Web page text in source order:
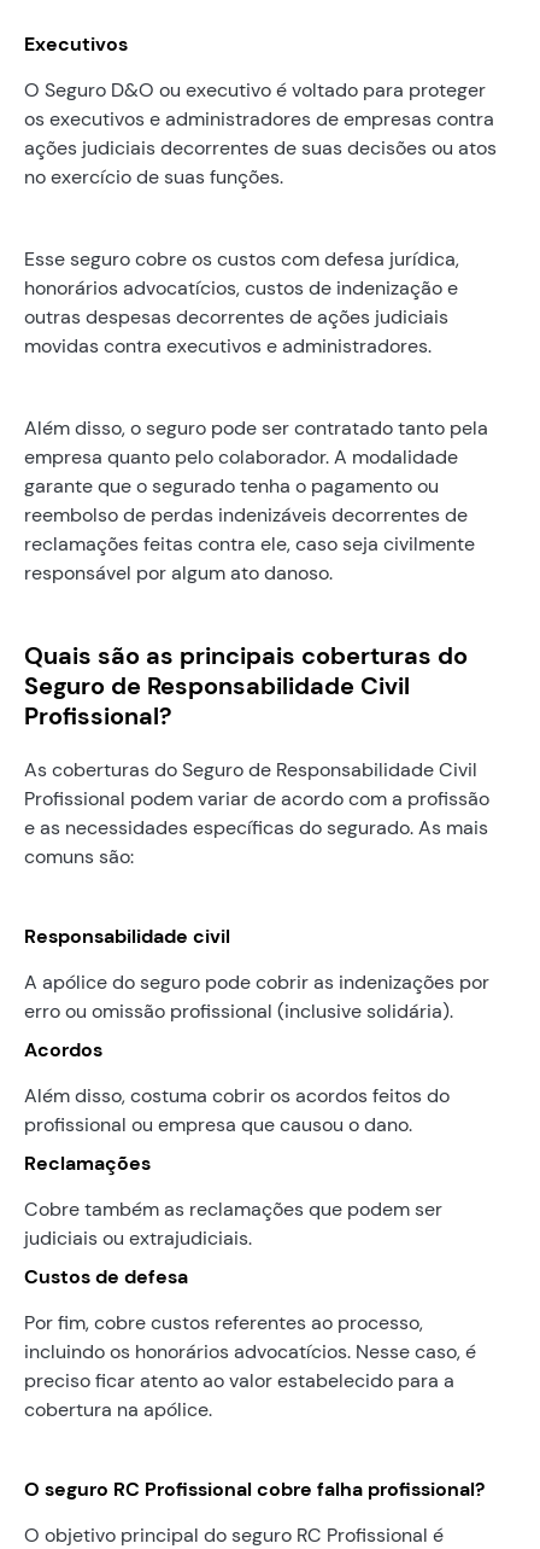
Executivos
O Seguro D&O ou executivo é voltado para proteger
os executivos e administradores de empresas contra
ações judiciais decorrentes de suas decisões ou atos
no exercício de suas funções.
Esse seguro cobre os custos com defesa jurídica,
honorários advocatícios, custos de indenização e
outras despesas decorrentes de ações judiciais
movidas contra executivos e administradores.
Além disso, o seguro pode ser contratado tanto pela
empresa quanto pelo colaborador. A modalidade
garante que o segurado tenha o pagamento ou
reembolso de perdas indenizáveis decorrentes de
reclamações feitas contra ele, caso seja civilmente
responsável por algum ato danoso.
Quais são as principais coberturas do
Seguro de Responsabilidade Civil
Profissional?
As coberturas do Seguro de Responsabilidade Civil
Profissional podem variar de acordo com a profissão
e as necessidades específicas do segurado. As mais
comuns são:
Responsabilidade civil
A apólice do seguro pode cobrir as indenizações por
erro ou omissão profissional (inclusive solidária).
Acordos
Além disso, costuma cobrir os acordos feitos do
profissional ou empresa que causou o dano.
Reclamações
Cobre também as reclamações que podem ser
judiciais ou extrajudiciais.
Custos de defesa
Por fim, cobre custos referentes ao processo,
incluindo os honorários advocatícios. Nesse caso, é
preciso ficar atento ao valor estabelecido para a
cobertura na apólice.
O seguro RC Profissional cobre falha profissional?
O objetivo principal do seguro RC Profissional é